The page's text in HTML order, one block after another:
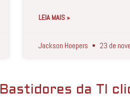
LEIA MAIS »
Jackson Hoepers 23 de
da TI